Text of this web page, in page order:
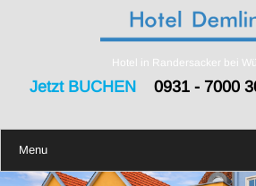
Hotel in Randersacker bei
Jetzt BUCHEN0931 - 7000
Menu